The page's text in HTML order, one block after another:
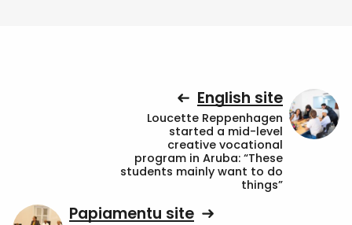
English site
Loucette Reppenhagen
started a mid-level
creative vocational
program in Aruba: “These
students mainly want to do
things”
Papiamentu site